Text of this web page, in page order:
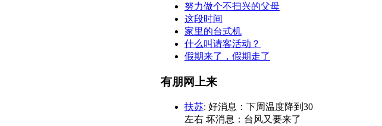
努力做个不扫兴的父母
这段时间
家里的台式机
什么叫请客活动？
假期来了，假期走了
有朋网上来
扶苏: 好消息：下周温度降到30
左右 坏消息：台风又要来了